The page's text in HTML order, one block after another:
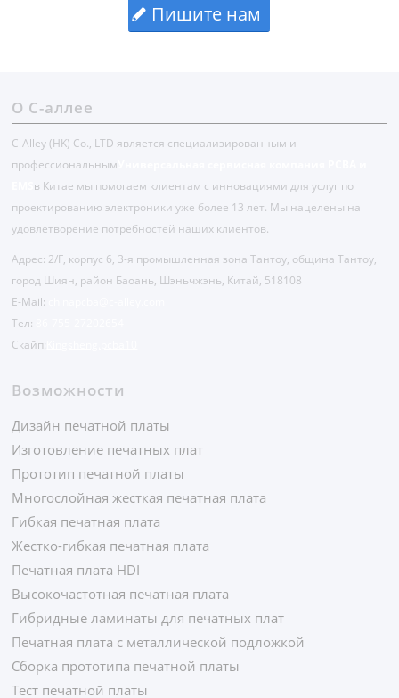
Пишите нам
О С-аллее
C-Alley (HK) Co., LTD является специализированным и
профессиональным
в Китае мы помогаем клиентам с инновациями для услуг по
проектированию электроники уже более 13 лет. Мы нацелены на
удовлетворение потребностей наших клиентов.
Адрес: 2/F, корпус 6, 3-я промышленная зона Тантоу, община Тантоу,
город Шиян, район Баоань, Шэньчжэнь, Китай, 518108
E-Mail:
Тел:
Скайп:
Возможности
Дизайн печатной платы
Изготовление печатных плат
Прототип печатной платы
Многослойная жесткая печатная плата
Гибкая печатная плата
Жестко-гибкая печатная плата
Печатная плата HDI
Высокочастотная печатная плата
Гибридные ламинаты для печатных плат
Печатная плата с металлической подложкой
Сборка прототипа печатной платы
Тест печатной платы